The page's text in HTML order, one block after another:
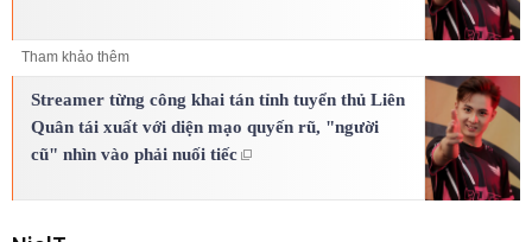
Tham khảo thêm
Streamer từng công khai tán tỉnh tuyển thủ Liên
Quân tái xuất với diện mạo quyến rũ, "người
cũ" nhìn vào phải nuối tiếc